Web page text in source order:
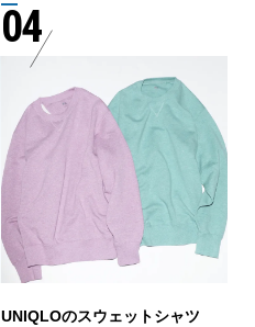
04
UNIQLOのスウェットシャツ